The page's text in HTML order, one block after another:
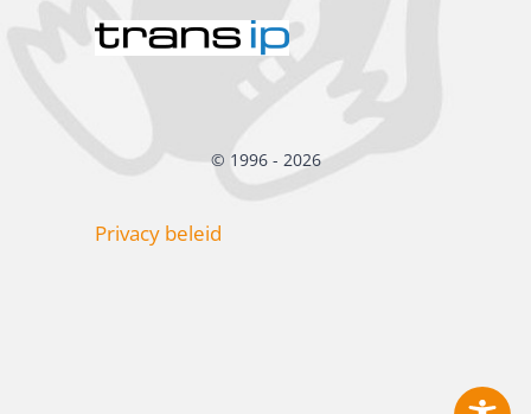
© 1996 - 2026
Privacy beleid